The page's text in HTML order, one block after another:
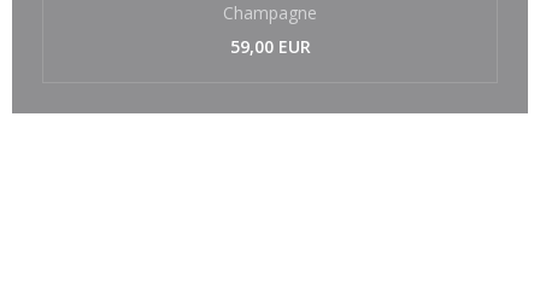
Champagne
59,00 EUR